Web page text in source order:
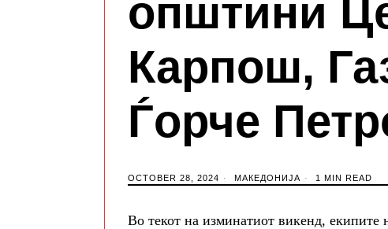
општини
Карпош,
Ѓорче
OCTOBER 28, 2024 МАКЕДОНИЈА 1 MIN READ
Во текот на изминатиот викенд,